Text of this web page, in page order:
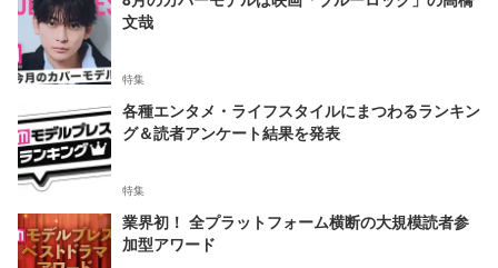
文哉
特集
各種エンタメ・ライフスタイルにまつわるランキン
グ＆読者アンケート結果を発表
特集
業界初！ 全プラットフォーム横断の大規模読者参
加型アワード